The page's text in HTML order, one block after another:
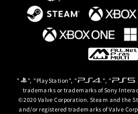
" ", "PlayStation", " ", "
trademarks or trademarks of Sony
©2020 Valve Corporation. Steam and the
and/or registered trademarks of Valve